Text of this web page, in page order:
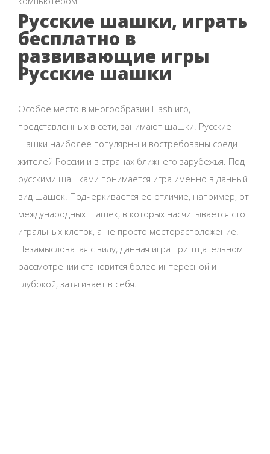
Русские шашки, играть
бесплатно в
развивающие игры
Русские шашки
Особое место в многообразии Flash игр,
представленных в сети, занимают шашки. Русские
шашки наиболее популярны и востребованы среди
жителей России и в странах ближнего зарубежья. Под
русскими шашками понимается игра именно в данный
вид шашек. Подчеркивается ее отличие, например, от
международных шашек, в которых насчитывается сто
игральных клеток, а не просто месторасположение.
Незамысловатая с виду, данная игра при тщательном
рассмотрении становится более интересной и
глубокой, затягивает в себя.